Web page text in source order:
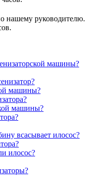
нашему руководителю.
машины?
машины?
машины?
всасывает илосос?
илосос?